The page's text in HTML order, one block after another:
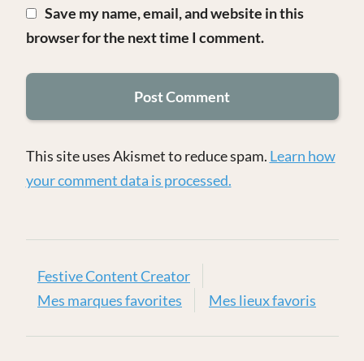
Save my name, email, and website in this
browser for the next time I comment.
This site uses Akismet to reduce spam. Learn how
your comment data is processed.
Festive Content Creator
Mes marques favorites
Mes lieux favoris